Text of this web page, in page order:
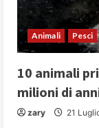
Animali Pesci
10 animali
milioni di
zary 21